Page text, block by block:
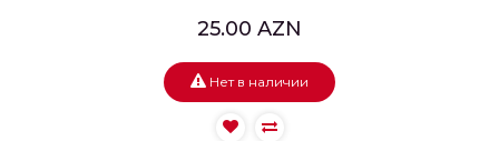
25.00 AZN
Нет в наличии